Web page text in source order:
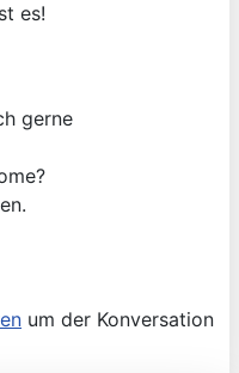
es!
gerne
um der Konversation